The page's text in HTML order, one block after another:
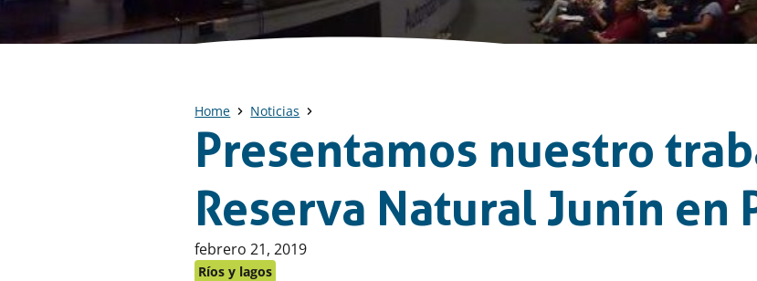
Home Noticias
Presentamos nuestro
Reserva Natural Junín en
Publicado
en:
febrero 21, 2019
Ríos y lagos